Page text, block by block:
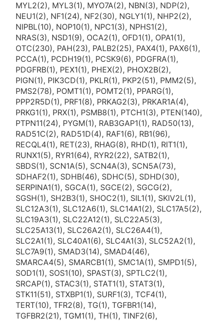
MYL2(2), MYL3(1), MYO7A(2), NBN(3), NDP(2),
NEU1(2), NF1(24), NF2(30), NGLY1(1), NHP2(2),
NIPBL(10), NOP10(1), NPC1(3), NPHS1(2),
NRAS(3), NSD1(9), OCA2(1), OFD1(1), OPA1(1),
OTC(230), PAH(23), PALB2(25), PAX4(1), PAX6(1),
PCCA(1), PCDH19(1), PCSK9(6), PDGFRA(1),
PDGFRB(1), PEX1(1), PHEX(2), PHOX2B(2),
PIGN(1), PIK3CD(1), PKLR(1), PKP2(51), PMM2(5),
PMS2(78), POMT1(1), POMT2(1), PPARG(1),
PPP2R5D(1), PRF1(8), PRKAG2(3), PRKAR1A(4),
PRKG1(1), PRX(1), PSMB8(1), PTCH1(3), PTEN(140),
PTPN11(24), PYGM(1), RAB3GAP1(1), RAD50(13),
RAD51C(2), RAD51D(4), RAF1(6), RB1(96),
RECQL4(1), RET(23), RHAG(8), RHD(1), RIT1(1),
RUNX1(5), RYR1(64), RYR2(22), SATB2(1),
SBDS(1), SCN1A(5), SCN4A(3), SCN5A(73),
SDHAF2(1), SDHB(46), SDHC(5), SDHD(30),
SERPINA1(1), SGCA(1), SGCE(2), SGCG(2),
SGSH(1), SH2B3(1), SHOC2(1), SIL1(1), SKIV2L(1),
SLC12A3(1), SLC12A6(1), SLC14A1(2), SLC17A5(2),
SLC19A3(1), SLC22A12(1), SLC22A5(3),
SLC25A13(1), SLC26A2(1), SLC26A4(1),
SLC2A1(1), SLC40A1(6), SLC4A1(3), SLC52A2(1),
SLC7A9(1), SMAD3(14), SMAD4(46),
SMARCA4(5), SMARCB1(1), SMC1A(1), SMPD1(5),
SOD1(1), SOS1(10), SPAST(3), SPTLC2(1),
SRCAP(1), STAC3(1), STAT1(1), STAT3(1),
STK11(51), STXBP1(1), SURF1(3), TCF4(1),
TERT(10), TFR2(8), TG(1), TGFBR1(14),
TGFBR2(21), TGM1(1), TH(1), TINF2(6),